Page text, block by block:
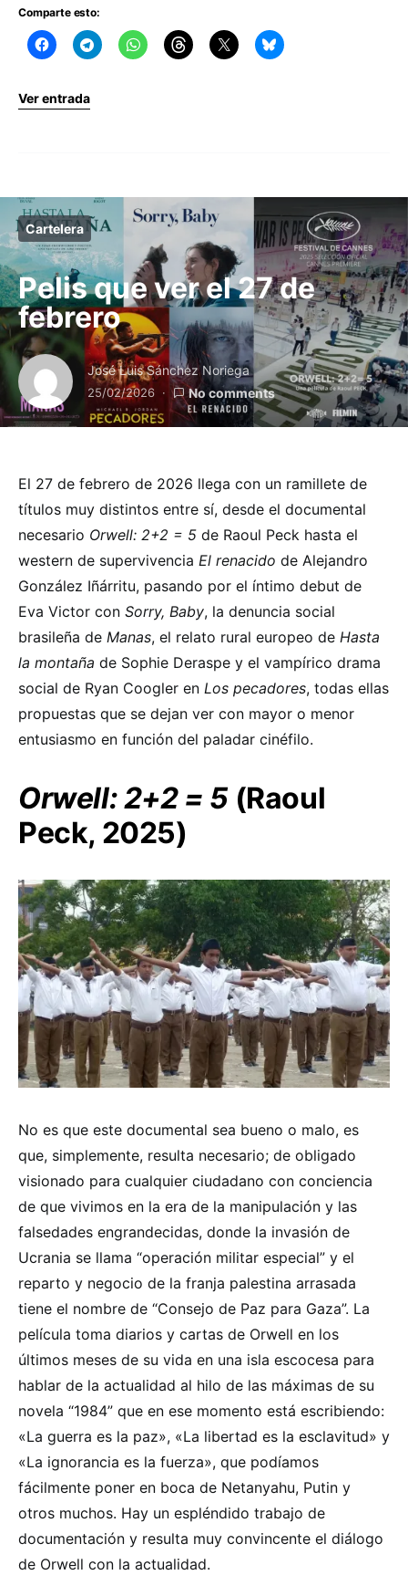
Comparte esto:
Ver entrada
Cartelera
Pelis que ver el 27 de
febrero
José Luis Sánchez Noriega
25/02/2026 No comments
El 27 de febrero de 2026 llega con un ramillete de
títulos muy distintos entre sí, desde el documental
necesario Orwell: 2+2 = 5 de Raoul Peck hasta el
western de supervivencia El renacido de Alejandro
González Iñárritu, pasando por el íntimo debut de
Eva Victor con Sorry, Baby, la denuncia social
brasileña de Manas, el relato rural europeo de Hasta
la montaña de Sophie Deraspe y el vampírico drama
social de Ryan Coogler en Los pecadores, todas ellas
propuestas que se dejan ver con mayor o menor
entusiasmo en función del paladar cinéfilo.
Orwell: 2+2 = 5 (Raoul
Peck, 2025)
No es que este documental sea bueno o malo, es
que, simplemente, resulta necesario; de obligado
visionado para cualquier ciudadano con conciencia
de que vivimos en la era de la manipulación y las
falsedades engrandecidas, donde la invasión de
Ucrania se llama “operación militar especial” y el
reparto y negocio de la franja palestina arrasada
tiene el nombre de “Consejo de Paz para Gaza”. La
película toma diarios y cartas de Orwell en los
últimos meses de su vida en una isla escocesa para
hablar de la actualidad al hilo de las máximas de su
novela “1984” que en ese momento está escribiendo:
«La guerra es la paz», «La libertad es la esclavitud» y
«La ignorancia es la fuerza», que podíamos
fácilmente poner en boca de Netanyahu, Putin y
otros muchos. Hay un espléndido trabajo de
documentación y resulta muy convincente el diálogo
de Orwell con la actualidad.